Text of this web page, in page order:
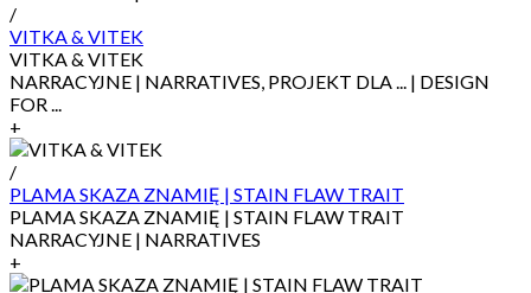
/
VITKA & VITEK
VITKA & VITEK
NARRACYJNE | NARRATIVES, PROJEKT DLA ... | DESIGN
FOR ...
+
/
PLAMA SKAZA ZNAMIĘ | STAIN FLAW TRAIT
PLAMA SKAZA ZNAMIĘ | STAIN FLAW TRAIT
NARRACYJNE | NARRATIVES
+